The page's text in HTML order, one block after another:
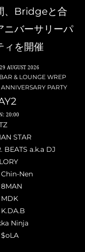
、Bridgeと合
ニバーサリーパ
ィを開催
29 AUGUST 2026
& LOUNGE WREP
PARTY
20:00
STAR
BEATS a.k.a DJ
Nen
Ninja